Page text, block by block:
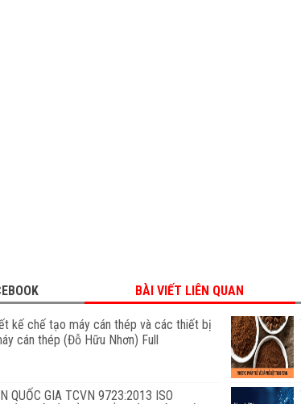
BÀI VIẾT LIÊN QUAN
kế chế tạo máy cán thép và các thiết bị
cán thép (Đỗ Hữu Nhơn) Full
QUỐC GIA TCVN 9723:2013 ISO